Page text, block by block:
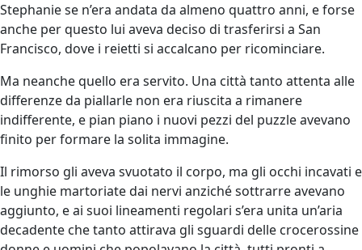
Stephanie se n’era andata da almeno quattro anni, e forse
anche per questo lui aveva deciso di trasferirsi a San
Francisco, dove i reietti si accalcano per ricominciare.
Ma neanche quello era servito. Una città tanto attenta alle
differenze da piallarle non era riuscita a rimanere
indifferente, e pian piano i nuovi pezzi del puzzle avevano
finito per formare la solita immagine.
Il rimorso gli aveva svuotato il corpo, ma gli occhi incavati e
le unghie martoriate dai nervi anziché sottrarre avevano
aggiunto, e ai suoi lineamenti regolari s’era unita un’aria
decadente che tanto attirava gli sguardi delle crocerossine